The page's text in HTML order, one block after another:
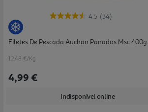
4.5 (34)
Filetes De Pescada Auchan Panados Msc 400g
12.48 €/Kg
4,99 €
Indisponível online